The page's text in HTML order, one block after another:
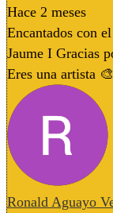
Hace 2 meses
Encantados con
Jaume I Gracias
Eres una artista 🎨
Ronald Aguayo